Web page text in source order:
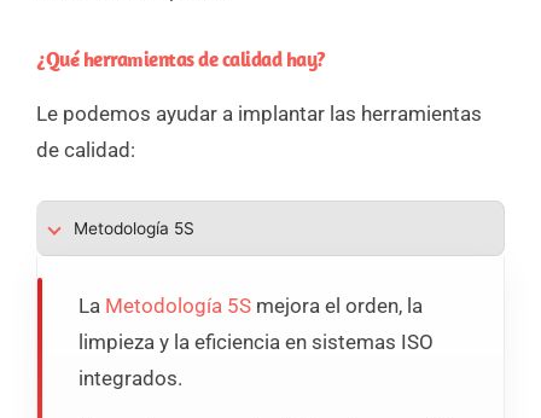
¿Qué herramientas de calidad hay?
Le podemos ayudar a implantar las herramientas
de calidad:
Metodología 5S
La Metodología 5S mejora el orden, la
limpieza y la eficiencia en sistemas ISO
integrados.